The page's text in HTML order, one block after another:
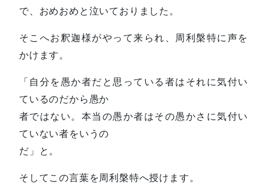
で、おめおめと泣いておりました。
そこへお釈迦様がやって来られ、周利槃特に声を
かけます。
「自分を愚か者だと思っている者はそれに気付い
ているのだから愚か
者ではない。本当の愚か者はその愚かさに気付い
ていない者をいうの
だ」と。
そしてこの言葉を周利槃特へ授けます。